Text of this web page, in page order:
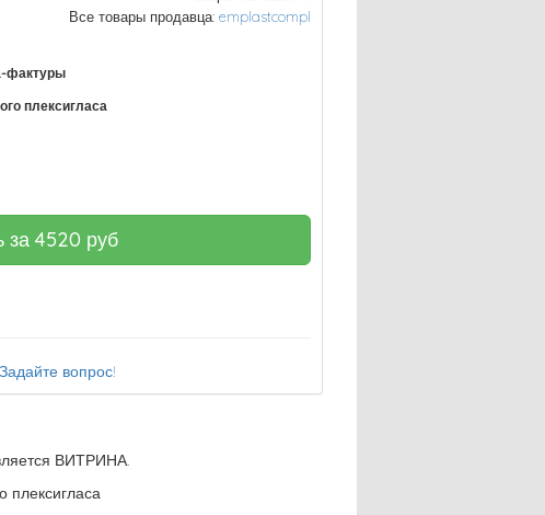
Все товары продавца: emplastcompl
фактуры
плексигласа
за 4520 руб
Задайте вопрос!
ВИТРИНА.
плексигласа